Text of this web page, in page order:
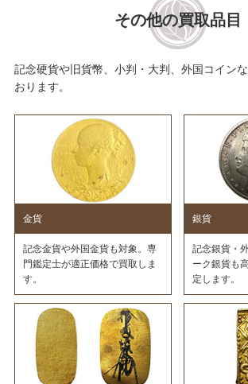
その他の買取品目
記念硬貨や旧貨幣、小判・大判、外国コイン
おります。
金貨
記念金貨や外国金貨も対象。専
門鑑定士が適正価格で買取しま
す。
銀貨
記念銀貨・
ーク銀貨も
定します。